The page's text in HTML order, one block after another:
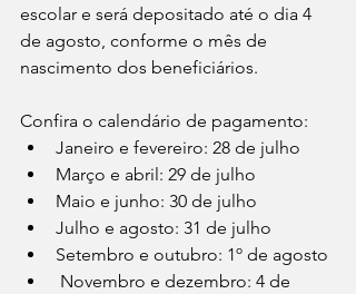
escolar e será depositado até o dia 4
de agosto, conforme o mês de
nascimento dos beneficiários.
Confira o calendário de pagamento:
Janeiro e fevereiro: 28 de julho
Março e abril: 29 de julho
Maio e junho: 30 de julho
Julho e agosto: 31 de julho
Setembro e outubro: 1º de agosto
Novembro e dezembro: 4 de